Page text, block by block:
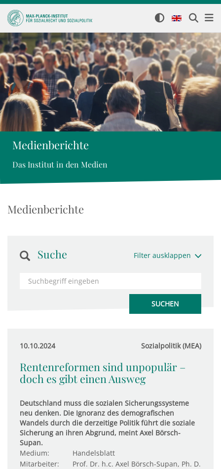
Medienberichte
Das Institut in den Medien
Medienberichte
Suche Filter ausklappen
10.10.2024 Sozialpolitik (MEA)
Rentenreformen sind unpopulär –
doch es gibt einen Ausweg
Deutschland muss die sozialen Sicherungssysteme
neu denken. Die Ignoranz des demografischen
Wandels durch die derzeitige Politik führt die soziale
Sicherung an ihren Abgrund, meint Axel Börsch-
Supan.
Medium:
Handelsblatt
Mitarbeiter:
Prof. Dr. h.c. Axel Börsch-Supan, Ph. D.